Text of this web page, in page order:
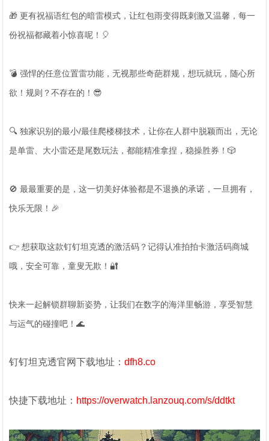
🎁 更有祝福语红包的暗雷模式，让红包雨变得既刺激又温馨，每一
份祝福都藏着小惊喜呢！🎈
💣 强悍的任意位置雷功能，无视那些奇葩群规，想玩就玩，随心所
欲！规则？不存在的！😎
🔍 独家识别的最小/最佳爬楼梯技术，让你在人群中脱颖而出，无论
是单雷、大小雷还是尾数玩法，都能精准拿捏，稳操胜券！🎲
🚫 最最重要的是，这一切美好体验都是不退换的承诺，一旦拥有，
快乐无限！🎉
👉 想获取这款钉钉坦克透的激活码？记得认准拍拍卡激活码商城
哦，安全可靠，童叟无欺！🔐
快来一起解锁群聊新姿势，让我们在数字的海洋里畅游，享受智慧
与运气的碰撞吧！🌊
钉钉坦克透官网下载地址：dfh8.co
快捷下载地址： https://overwatch.lanzouq.com/s/ddtkt